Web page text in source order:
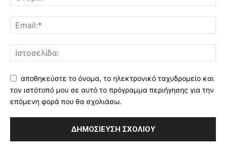
αποθηκεύστε το όνομα, το ηλεκτρονικό ταχυδρομείο και
τον ιστότοπό μου σε αυτό το πρόγραμμα περιήγησης για την
επόμενη φορά που θα σχολιάσω.